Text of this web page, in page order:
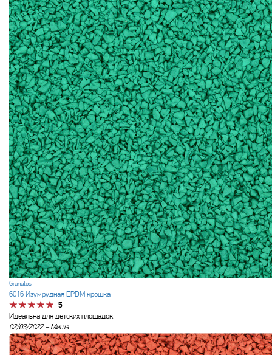
Granulos
6016 Изумрудная EPDM крошка
5
Идеальна для детских площадок.
02/03/2022 –Миша